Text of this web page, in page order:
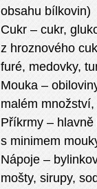
obsahu bílkovin)
Cukr – cukr,
z hroznového
furé, medovky,
Mouka –
malém
Příkrmy –
s minimem
Nápoje –
mošty, sirupy,